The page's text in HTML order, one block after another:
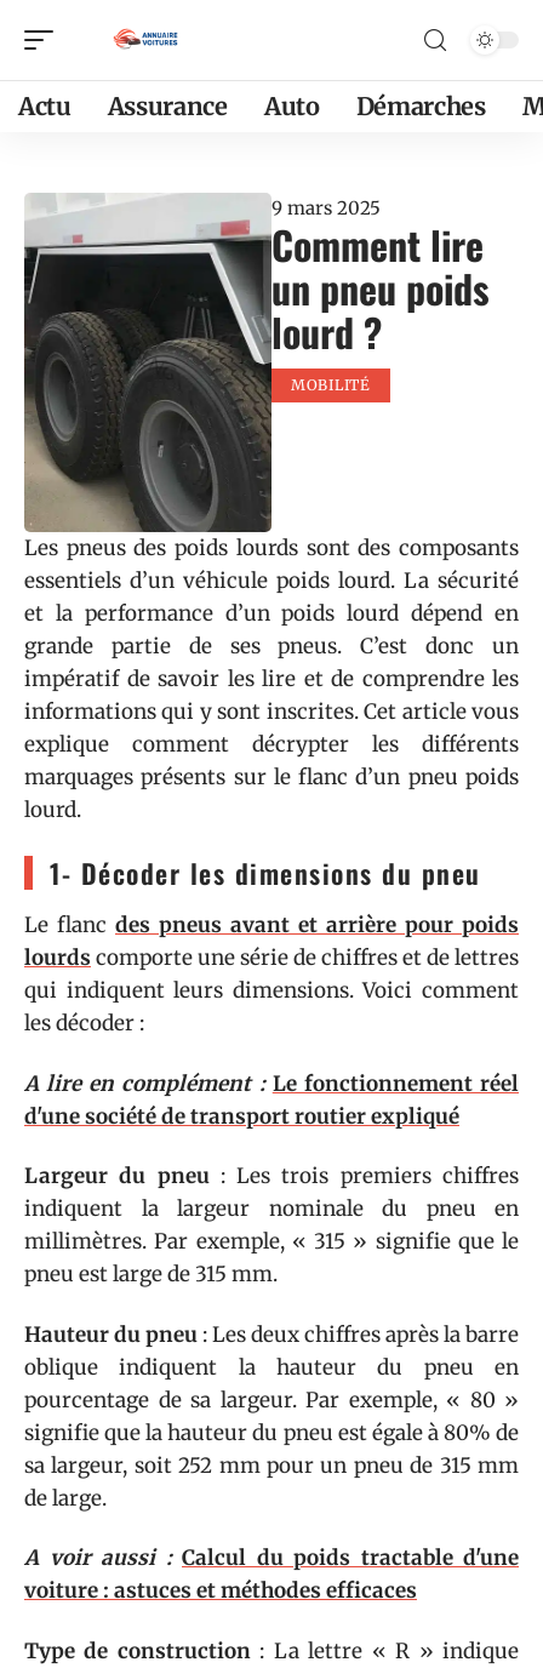
Actu Assurance Auto Démarches
9 mars 2025
Comment lire
un pneu poids
lourd ?
MOBILITÉ
Les pneus des poids lourds sont des composants
essentiels d’un véhicule poids lourd. La sécurité
et la performance d’un poids lourd dépend en
grande partie de ses pneus. C’est donc un
impératif de savoir les lire et de comprendre les
informations qui y sont inscrites. Cet article vous
explique comment décrypter les différents
marquages présents sur le flanc d’un pneu poids
lourd.
1- Décoder les dimensions du pneu
Le flanc des pneus avant et arrière pour poids
lourds comporte une série de chiffres et de lettres
qui indiquent leurs dimensions. Voici comment
les décoder :
A lire en complément : Le fonctionnement réel
d'une société de transport routier expliqué
Largeur du pneu: Les trois premiers chiffres
indiquent la largeur nominale du pneu en
millimètres. Par exemple, « 315 » signifie que le
pneu est large de 315 mm.
Hauteur du pneu : Les deux chiffres après la barre
oblique indiquent la hauteur du pneu en
pourcentage de sa largeur. Par exemple, « 80 »
signifie que la hauteur du pneu est égale à 80% de
sa largeur, soit 252 mm pour un pneu de 315 mm
de large.
A voir aussi : Calcul du poids tractable d'une
voiture : astuces et méthodes efficaces
Type de construction: La lettre « R » indique